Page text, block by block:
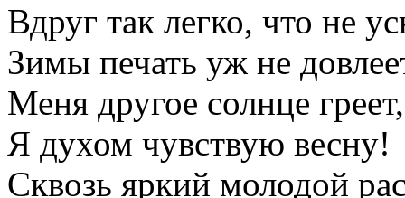
Вдруг так легко, что не
Зимы печать уж не
Меня другое солнце греет,
Я духом чувствую весну!
Сквозь яркий молодой